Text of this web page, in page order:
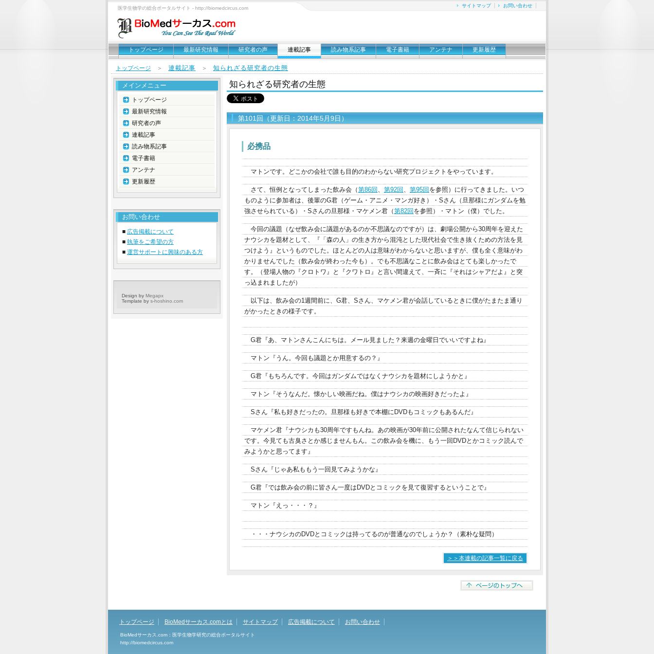
医学生物学の総合ポータルサイト - http://biomedcircus.com サイトマップ お問い合わせ
トップページ 最新研究情報 研究者の声 連載記事 読み物系記事 電子書籍 アンテナ 更新履歴
トップページ ＞ 連載記事 ＞ 知られざる研究者の生態
知られざる研究者の生態
第101回（更新日：2014年5月9日）
必携品
マトンです。どこかの会社で誰も目的のわからない研究プロジェクトをやっています。
さて、恒例となってしまった飲み会（第86回 、 第92回 、 第95回 を参照）に行ってきました。いつ
ものように参加者は、後輩のG君（ゲーム・アニメ・マンガ好き）・Sさん（旦那様にガンダムを勉
強させられている）・Sさんの旦那様・マケメン君（第82回 を参照）・マトン（僕）でした。
今回の議題（なぜ飲み会に議題があるのか不思議なのですが）は、劇場公開から30周年を迎えた
ナウシカを題材として、『「森の人」の生き方から混沌とした現代社会で生き抜くための方法を見
つけよう』というものでした。ほとんどの人は意味がわからないと思いますが、僕も全く意味がわ
かりませんでした（飲み会が終わった今も）。でも不思議なことに飲み会はとても楽しかったで
す。（登場人物の『クロトワ』と『クワトロ』と言い間違えて、一斉に『それはシャアだよ』と突
っ込まれましたが）
以下は、飲み会の1週間前に、G君、Sさん、マケメン君が会話しているときに僕がたまたま通り
がかったときの様子です。
G君『あ、マトンさんこんにちは。メール見ました？来週の金曜日でいいですよね』
マトン『うん。今回も議題とか用意するの？』
G君『もちろんです。今回はガンダムではなくナウシカを題材にしようかと』
マトン『そうなんだ。懐かしい映画だね。僕はナウシカの映画好きだったよ』
Sさん『私も好きだったの。旦那様も好きで本棚にDVDもコミックもあるんだ』
マケメン君『ナウシカも30周年ですもんね。あの映画が30年前に公開されたなんて信じられない
です。今見ても古臭さとか感じませんもん。この飲み会を機に、もう一回DVDとかコミック読んで
みようかと思ってます』
Sさん『じゃあ私ももう一回見てみようかな』
G君『では飲み会の前に皆さん一度はDVDとコミックを見て復習するということで』
マトン『えっ・・・？』
・・・ナウシカのDVDとコミックは持ってるのが普通なのでしょうか？（素朴な疑問）
＞＞本連載の記事一覧に戻る
メインメニュー
トップページ
最新研究情報
研究者の声
連載記事
読み物系記事
電子書籍
アンテナ
更新履歴
お問い合わせ
■ 広告掲載について
■ 執筆をご希望の方
■ 運営サポートに興味のある方
Design by Megapx
Template by s-hoshino.com
トップページ BioMedサーカス.comとは サイトマップ 広告掲載について お問い合わせ
BioMedサーカス.com：医学生物学研究の総合ポータルサイト
http://biomedcircus.com